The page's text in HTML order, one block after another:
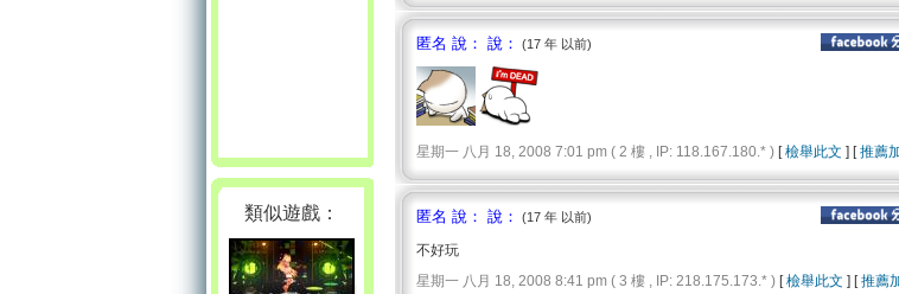
類似遊戲：
匿名 說： 說： (17 年 以前)
星期一 八月 18, 2008 7:01 pm ( 2 樓 , IP: 118.167.180.* ) [檢舉此文 ] [推薦
匿名 說： 說： (17 年 以前)
不好玩
星期一 八月 18, 2008 8:41 pm ( 3 樓 , IP: 218.175.173.* ) [檢舉此文 ] [推薦